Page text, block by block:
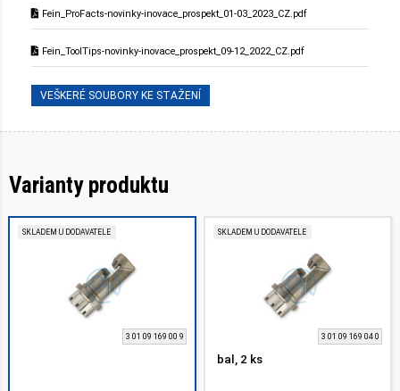
Fein_ProFacts-novinky-inovace_prospekt_01-03_2023_CZ.pdf
Fein_ToolTips-novinky-inovace_prospekt_09-12_2022_CZ.pdf
VEŠKERÉ SOUBORY KE STAŽENÍ
Varianty produktu
SKLADEM U DODAVATELE
3 01 09 169 00 9
SKLADEM U DODAVATELE
3 01 09 169 04 0
bal, 2 ks